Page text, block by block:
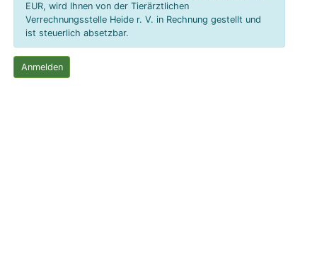
EUR, wird Ihnen von der Tierärztlichen
Verrechnungsstelle Heide r. V. in Rechnung gestellt und
ist steuerlich absetzbar.
Anmelden